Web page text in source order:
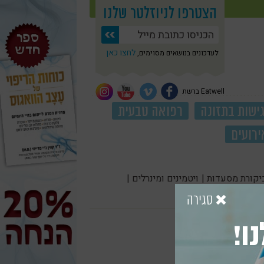
הצטרפו לניוזלטר שלנו
לעדכונים בנושאים מסוימים, לחצו כאן
Eatwell ברשת
גישות בתזונה
רפואה טבעית
מסעדות | ויטמינים ומינרלים |
סגירה